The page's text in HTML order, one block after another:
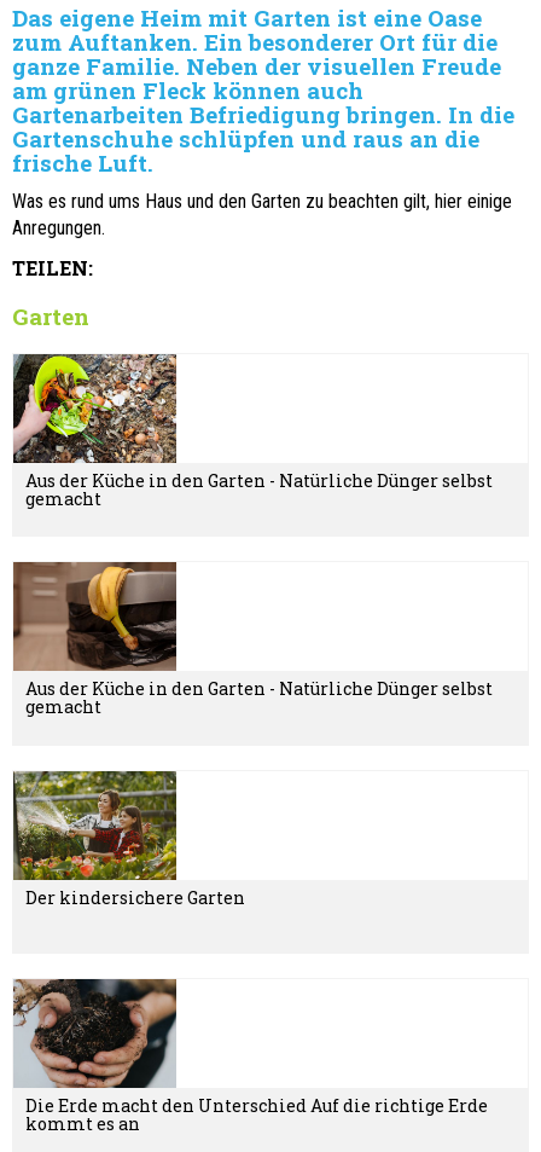
Das eigene Heim mit Garten ist eine Oase
zum Auftanken. Ein besonderer Ort für die
ganze Familie. Neben der visuellen Freude
am grünen Fleck können auch
Gartenarbeiten Befriedigung bringen. In die
Gartenschuhe schlüpfen und raus an die
frische Luft.
Was es rund ums Haus und den Garten zu beachten gilt, hier einige
Anregungen.
TEILEN:
Garten
Aus der Küche in den Garten - Natürliche Dünger selbst
gemacht
Aus der Küche in den Garten - Natürliche Dünger selbst
gemacht
Der kindersichere Garten
Die Erde macht den Unterschied Auf die richtige Erde
kommt es an